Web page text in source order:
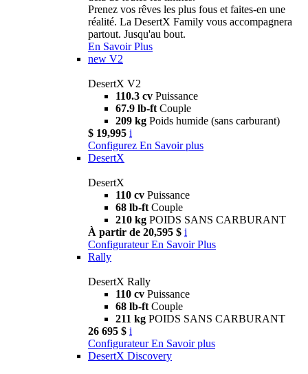
Prenez vos rêves les plus fous et faites-en une
réalité. La DesertX Family vous accompagnera
partout. Jusqu'au bout.
En Savoir Plus
new V2
DesertX V2
110.3 cv Puissance
67.9 lb-ft Couple
209 kg Poids humide (sans carburant)
$ 19,995 i
Configurez En Savoir plus
DesertX
DesertX
110 cv Puissance
68 lb-ft Couple
210 kg POIDS SANS CARBURANT
À partir de 20,595 $ i
Configurateur En Savoir Plus
Rally
DesertX Rally
110 cv Puissance
68 lb-ft Couple
211 kg POIDS SANS CARBURANT
26 695 $ i
Configurateur En Savoir plus
DesertX Discovery